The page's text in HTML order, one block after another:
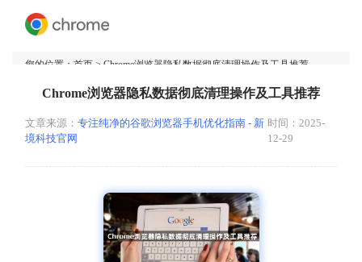
您的位置： 首页 > Chrome浏览器隐私数据彻底清理操作及工具推荐
Chrome浏览器隐私数据彻底清理操作及工具推荐
文章来源： 专注纯净的谷歌浏览器手机优化指南 - 新
境科技官网
时间：2025-
12-29